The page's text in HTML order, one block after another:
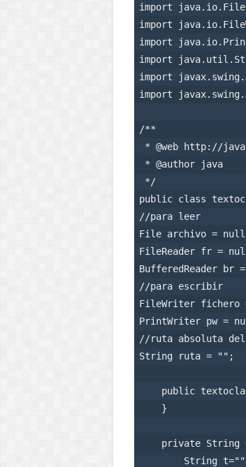
import
import
import
import
import
import
/**
* @web http://
* @author java
*/
public class
//para leer
File archivo =
FileReader fr =
BufferedReader br
//para escribir
FileWriter fichero
PrintWriter pw =
//ruta absoluta
String ruta = "";
public
    }
private String
String